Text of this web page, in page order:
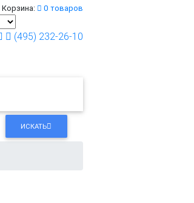
Корзина: 0 товаров
(495) 232-26-10
ИСКАТЬ